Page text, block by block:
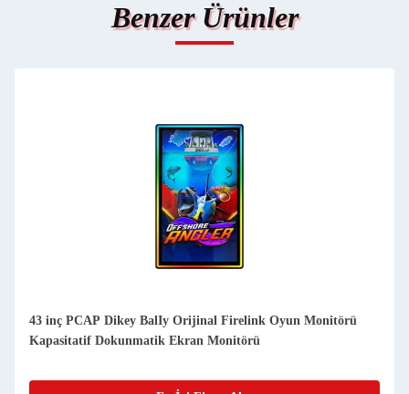
Benzer Ürünler
43 inç PCAP Dikey BalIy Orijinal Firelink Oyun Monitörü
Kapasitatif Dokunmatik Ekran Monitörü